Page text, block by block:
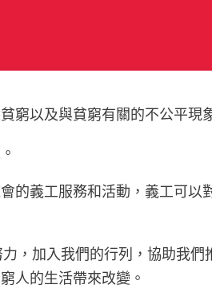
窮以及與貧窮有關的不公平現
的義工服務和活動，義工可以
，加入我們的行列，協助我們
人的生活帶來改變。